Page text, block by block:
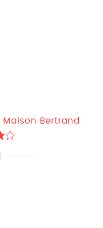
Maison Bertrand